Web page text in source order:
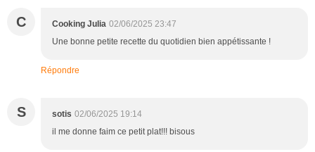
C Cooking Julia 02/06/2025 23:47
Une bonne petite recette du quotidien bien appétissante !
Répondre
S sotis 02/06/2025 19:14
il me donne faim ce petit plat!!! bisous